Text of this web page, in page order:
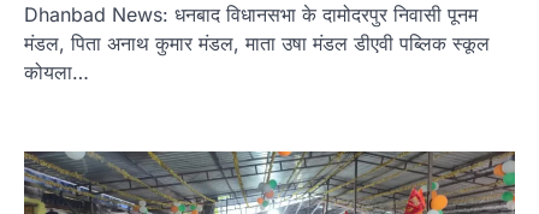
Dhanbad News: धनबाद विधानसभा के दामोदरपुर निवासी पूनम
मंडल, पिता अनाथ कुमार मंडल, माता उषा मंडल डीएवी पब्लिक स्कूल
कोयला…